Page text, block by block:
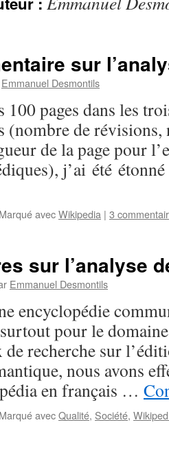
sur
Emmanuel Desmontils
pages dans les
(nombre de
de la page pour
j’ai été
Marqué avecWikipedia | 3
sur l’analyse
Emmanuel Desmontils
encyclopédie
pour le
de recherche sur
nous avons
en français …
Marqué avecQualité, Société,